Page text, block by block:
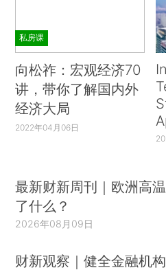
私房课
向松祚：宏观经济70
讲，带你了解国内外
经济大局
2022年04月06日
最新财新周刊｜欧洲高
了什么？
2026年08月09日
财新观察｜健全金融机